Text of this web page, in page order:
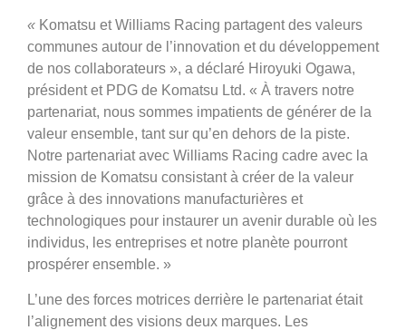
« Komatsu et Williams Racing partagent des valeurs
communes autour de l’innovation et du développement
de nos collaborateurs », a déclaré Hiroyuki Ogawa,
président et PDG de Komatsu Ltd. « À travers notre
partenariat, nous sommes impatients de générer de la
valeur ensemble, tant sur qu’en dehors de la piste.
Notre partenariat avec Williams Racing cadre avec la
mission de Komatsu consistant à créer de la valeur
grâce à des innovations manufacturières et
technologiques pour instaurer un avenir durable où les
individus, les entreprises et notre planète pourront
prospérer ensemble. »
L’une des forces motrices derrière le partenariat était
l’alignement des visions deux marques. Les